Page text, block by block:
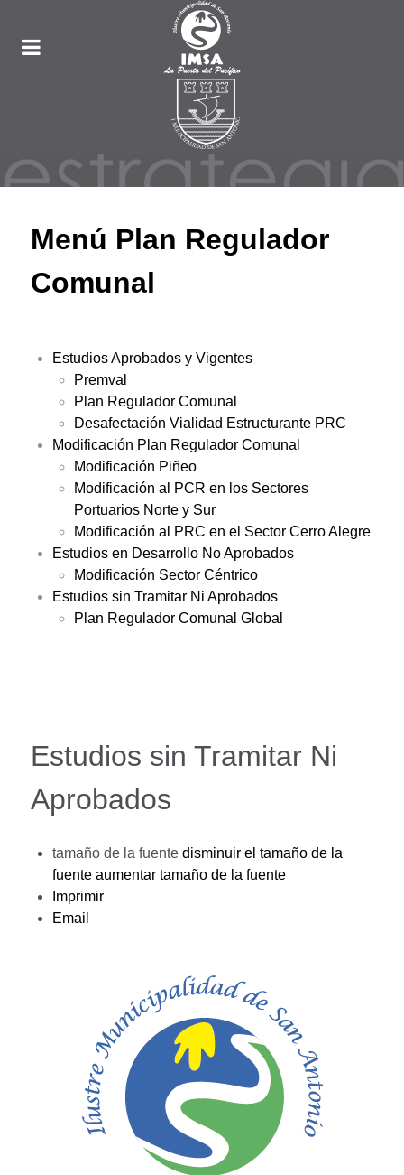
Menú Plan Regulador
Comunal
Estudios Aprobados y Vigentes
Premval
Plan Regulador Comunal
Desafectación Vialidad Estructurante PRC
Modificación Plan Regulador Comunal
Modificación Piñeo
Modificación al PCR en los Sectores
Portuarios Norte y Sur
Modificación al PRC en el Sector Cerro Alegre
Estudios en Desarrollo No Aprobados
Modificación Sector Céntrico
Estudios sin Tramitar Ni Aprobados
Plan Regulador Comunal Global
Estudios sin Tramitar Ni
Aprobados
tamaño de la fuente disminuir el tamaño de la
fuente aumentar tamaño de la fuente
Imprimir
Email